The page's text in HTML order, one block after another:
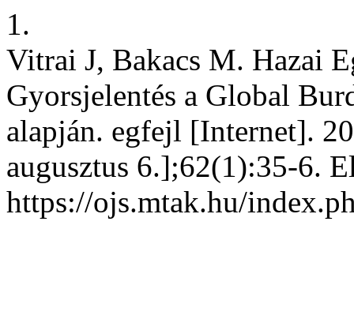
1.
Vitrai J, Bakacs M. Hazai
Gyorsjelentés a Global
alapján. egfejl [Internet].
augusztus 6.];62(1):35-6.
https://ojs.mtak.hu/